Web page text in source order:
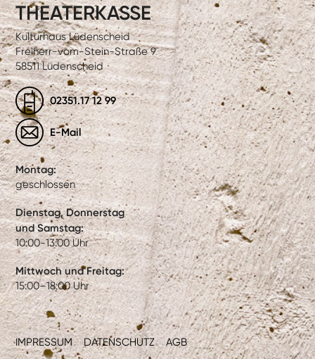
IMPRESSUM DATENSCHUTZ AGB
THEATERKASSE
Kulturhaus Lüdenscheid
Freiherr-vom-Stein-Straße 9
58511 Lüdenscheid
02351.17 12 99
E-Mail
Montag:
geschlossen
Dienstag, Donnerstag
und Samstag:
10:00-13:00 Uhr
Mittwoch und Freitag:
15:00–18:00 Uhr